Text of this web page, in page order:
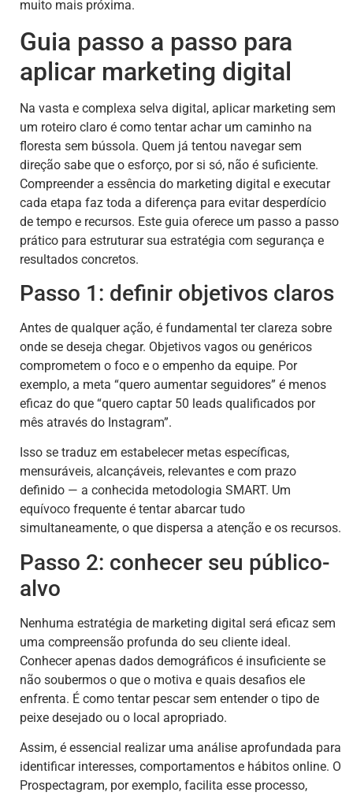
muito mais próxima.
Guia passo a passo para
aplicar marketing digital
Na vasta e complexa selva digital, aplicar marketing sem
um roteiro claro é como tentar achar um caminho na
floresta sem bússola. Quem já tentou navegar sem
direção sabe que o esforço, por si só, não é suficiente.
Compreender a essência do marketing digital e executar
cada etapa faz toda a diferença para evitar desperdício
de tempo e recursos. Este guia oferece um passo a passo
prático para estruturar sua estratégia com segurança e
resultados concretos.
Passo 1: definir objetivos claros
Antes de qualquer ação, é fundamental ter clareza sobre
onde se deseja chegar. Objetivos vagos ou genéricos
comprometem o foco e o empenho da equipe. Por
exemplo, a meta “quero aumentar seguidores” é menos
eficaz do que “quero captar 50 leads qualificados por
mês através do Instagram”.
Isso se traduz em estabelecer metas específicas,
mensuráveis, alcançáveis, relevantes e com prazo
definido — a conhecida metodologia SMART. Um
equívoco frequente é tentar abarcar tudo
simultaneamente, o que dispersa a atenção e os recursos.
Passo 2: conhecer seu público-
alvo
Nenhuma estratégia de marketing digital será eficaz sem
uma compreensão profunda do seu cliente ideal.
Conhecer apenas dados demográficos é insuficiente se
não soubermos o que o motiva e quais desafios ele
enfrenta. É como tentar pescar sem entender o tipo de
peixe desejado ou o local apropriado.
Assim, é essencial realizar uma análise aprofundada para
identificar interesses, comportamentos e hábitos online. O
Prospectagram, por exemplo, facilita esse processo,